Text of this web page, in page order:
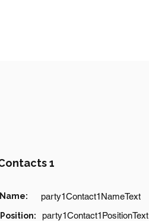
1
Name: party1Contact1NameText
Position: party1Contact1PositionText